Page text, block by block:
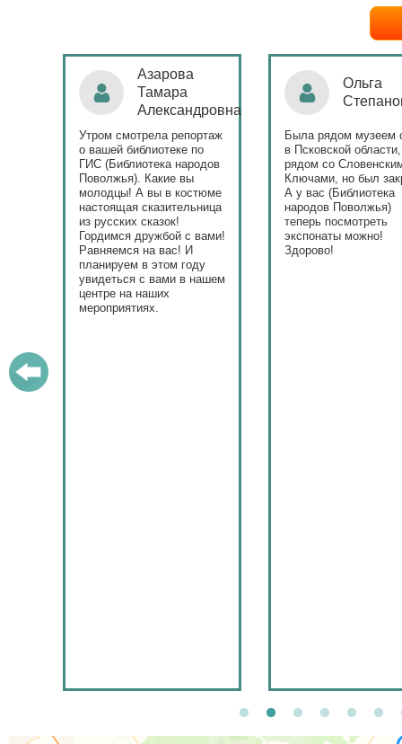
Ольга
Степанова
Была рядом музеем сето
в Псковской области,
рядом со Словенскими
Ключами, но был закрыт.
А у вас (Библиотека
народов Поволжья)
теперь посмотреть
экспонаты можно!
Здорово!
Наталья
Поздравляю
народов Поволжья с
уникальным стартом
тематического года!
и остальные
приносят людям